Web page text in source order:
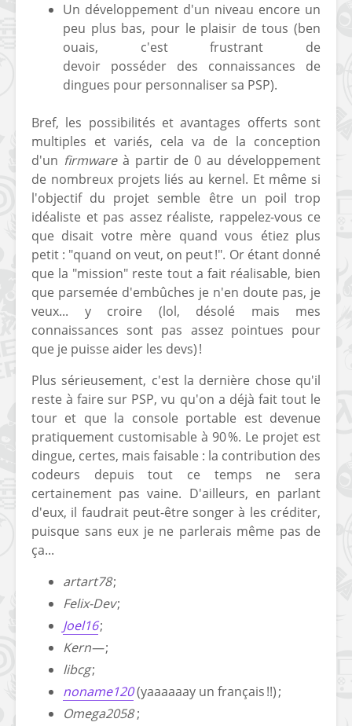
Un développement d'un niveau encore un
peu plus bas, pour le plaisir de tous (ben
ouais, c'est frustrant de
devoir posséder des connaissances de
dingues pour personnaliser sa PSP).
Bref, les possibilités et avantages offerts sont
multiples et variés, cela va de la conception
d'un firmwareà partir de 0 au développement
de nombreux projets liés au kernel. Et même si
l'objectif du projet semble être un poil trop
idéaliste et pas assez réaliste, rappelez-vous ce
que disait votre mère quand vous étiez plus
petit : "quand on veut, on peut !". Or étant donné
que la "mission" reste tout a fait réalisable, bien
que parsemée d'embûches je n'en doute pas, je
veux... y croire (lol, désolé mais mes
connaissances sont pas assez pointues pour
que je puisse aider les devs) !
Plus sérieusement, c'est la dernière chose qu'il
reste à faire sur PSP, vu qu'on a déjà fait tout le
tour et que la console portable est devenue
pratiquement customisable à 90 %. Le projet est
dingue, certes, mais faisable : la contribution des
codeurs depuis tout ce temps ne sera
certainement pas vaine. D'ailleurs, en parlant
d'eux, il faudrait peut-être songer à les créditer,
puisque sans eux je ne parlerais même pas de
ça...
artart78;
Felix-Dev;
Joel16;
Kern—;
libcg;
noname120(yaaaaaay un français !!) ;
Omega2058;